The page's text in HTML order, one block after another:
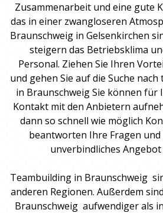
Zusammenarbeit und eine gute
das in einer zwangloseren
Braunschweig in Gelsenkirchen
steigern das Betriebsklima
Personal. Ziehen Sie Ihren
und gehen Sie auf die Suche nach
in Braunschweig Sie können für
Kontakt mit den Anbietern
dann so schnell wie möglich
beantworten Ihre Fragen
unverbindliches
Teambuilding in Braunschweig
anderen Regionen. Außerdem
Braunschweig aufwendiger als